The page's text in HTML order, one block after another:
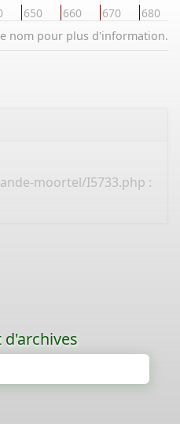
650 660 670 680
nom pour plus d'information.
moortel/I5733.php :